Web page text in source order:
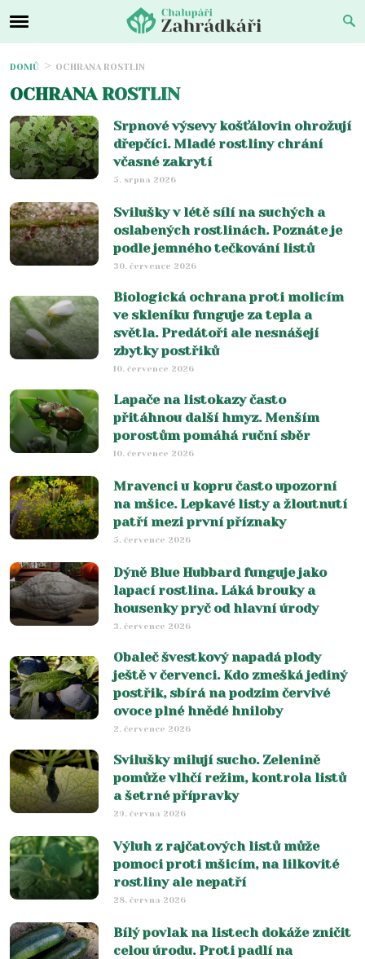
DOMŮ OCHRANA ROSTLIN
OCHRANA ROSTLIN
Srpnové výsevy košťálovin ohrožují
dřepčíci. Mladé rostliny chrání
včasné zakrytí
5. srpna 2026
Svilušky v létě sílí na suchých a
oslabených rostlinách. Poznáte je
podle jemného tečkování listů
30. července 2026
Biologická ochrana proti molicím
ve skleníku funguje za tepla a
světla. Predátoři ale nesnášejí
zbytky postřiků
10. července 2026
Lapače na listokazy často
přitáhnou další hmyz. Menším
porostům pomáhá ruční sběr
10. července 2026
Mravenci u kopru často upozorní
na mšice. Lepkavé listy a žloutnutí
patří mezi první příznaky
5. července 2026
Dýně Blue Hubbard funguje jako
lapací rostlina. Láká brouky a
housenky pryč od hlavní úrody
3. července 2026
Obaleč švestkový napadá plody
ještě v červenci. Kdo zmešká jediný
postřik, sbírá na podzim červivé
ovoce plné hnědé hniloby
2. července 2026
Svilušky milují sucho. Zelenině
pomůže vlhčí režim, kontrola listů
a šetrné přípravky
29. června 2026
Výluh z rajčatových listů může
pomoci proti mšicím, na lilkovité
rostliny ale nepatří
28. června 2026
Bílý povlak na listech dokáže zničit
celou úrodu. Proti padlí na